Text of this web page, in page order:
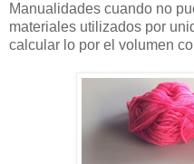
Manualidades cuando no
materiales utilizados por
calcular lo por el volumen